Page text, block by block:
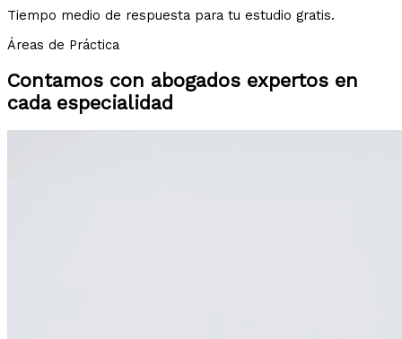
Tiempo medio de respuesta para tu estudio gratis.
Áreas de Práctica
Contamos con abogados expertos en
cada especialidad